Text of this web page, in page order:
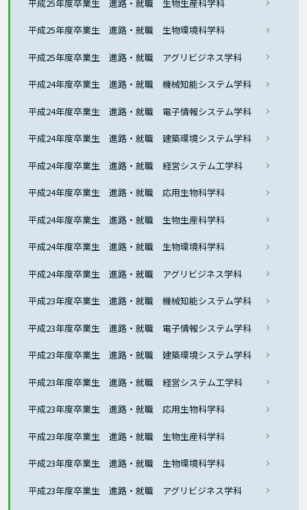
平成25年度卒業生 進路・就職 生物生産科学科
平成25年度卒業生 進路・就職 生物環境科学科
平成25年度卒業生 進路・就職 アグリビジネス学科
平成24年度卒業生 進路・就職 機械知能システム学科
平成24年度卒業生 進路・就職 電子情報システム学科
平成24年度卒業生 進路・就職 建築環境システム学科
平成24年度卒業生 進路・就職 経営システム工学科
平成24年度卒業生 進路・就職 応用生物科学科
平成24年度卒業生 進路・就職 生物生産科学科
平成24年度卒業生 進路・就職 生物環境科学科
平成24年度卒業生 進路・就職 アグリビジネス学科
平成23年度卒業生 進路・就職 機械知能システム学科
平成23年度卒業生 進路・就職 電子情報システム学科
平成23年度卒業生 進路・就職 建築環境システム学科
平成23年度卒業生 進路・就職 経営システム工学科
平成23年度卒業生 進路・就職 応用生物科学科
平成23年度卒業生 進路・就職 生物生産科学科
平成23年度卒業生 進路・就職 生物環境科学科
平成23年度卒業生 進路・就職 アグリビジネス学科